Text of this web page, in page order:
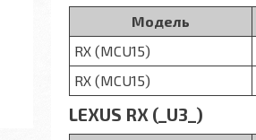
Модель
RX (MCU15)
RX (MCU15)
LEXUS RX (_U3_)